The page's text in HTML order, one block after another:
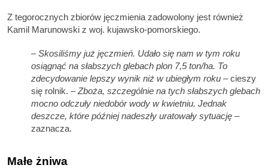
Z tegorocznych zbiorów jęczmienia zadowolony jest również
Kamil Marunowski z woj. kujawsko-pomorskiego.
–Skosiliśmy już jęczmień. Udało się nam w tym roku
osiągnąć na słabszych glebach plon 7,5 ton/ha. To
zdecydowanie lepszy wynik niż w ubiegłym roku – cieszy
się rolnik. –Zboża, szczególnie na tych słabszych glebach
mocno odczuły niedobór wody w kwietniu. Jednak
deszcze, które później nadeszły uratowały sytuację –
zaznacza.
Małe żniwa